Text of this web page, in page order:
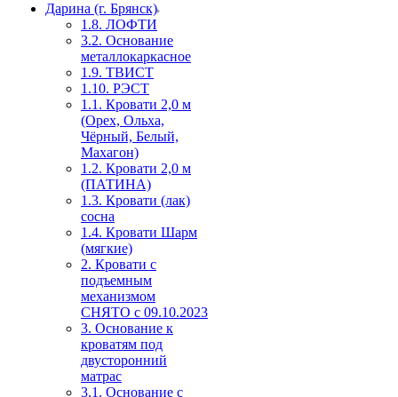
Дарина (г. Брянск)
1.8. ЛОФТИ
3.2. Основание
металлокаркасное
1.9. ТВИСТ
1.10. РЭСТ
1.1. Кровати 2,0 м
(Орех, Ольха,
Чёрный, Белый,
Махагон)
1.2. Кровати 2,0 м
(ПАТИНА)
1.3. Кровати (лак)
сосна
1.4. Кровати Шарм
(мягкие)
2. Кровати с
подъемным
механизмом
СНЯТО с 09.10.2023
3. Основание к
кроватям под
двусторонний
матрас
3.1. Основание с